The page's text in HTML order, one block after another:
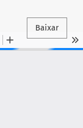
Baixar